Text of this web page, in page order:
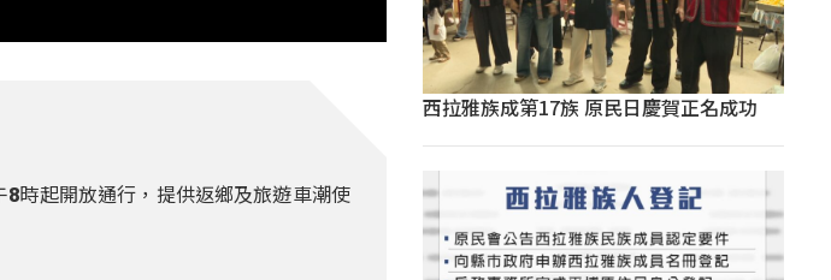
時起開放通行，提供返鄉及旅遊車潮使
西拉雅族成第17族 原民日慶賀正名成功